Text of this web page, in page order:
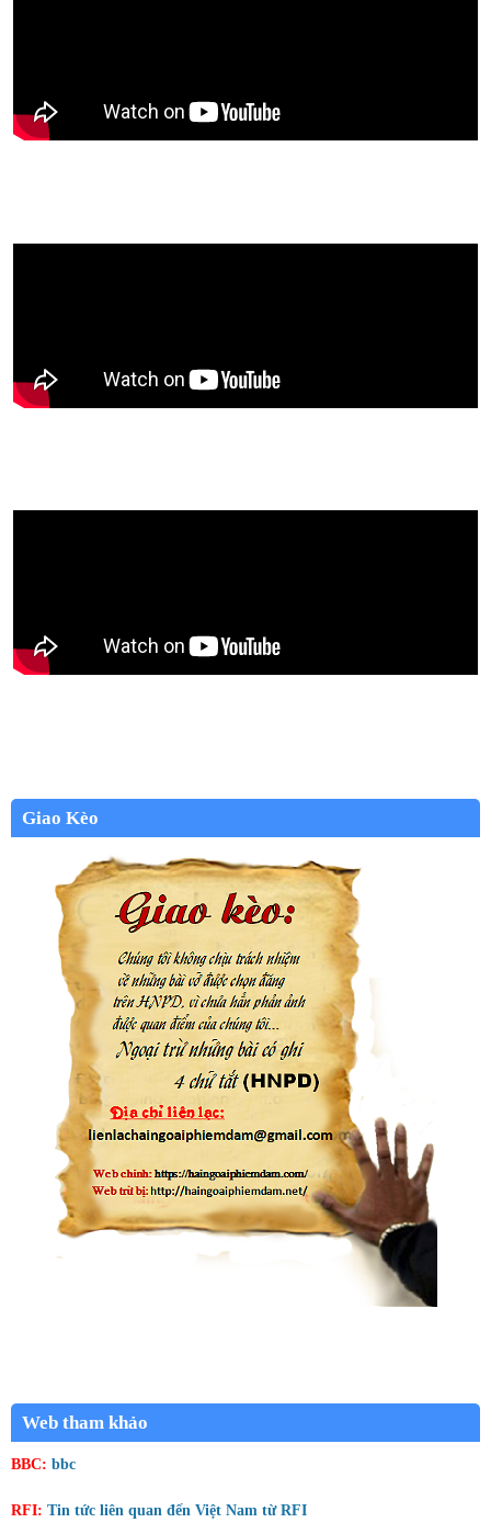
Giao Kèo
Web tham khảo
BBC: bbc
RFI: Tin tức liên quan đến Việt Nam từ RFI